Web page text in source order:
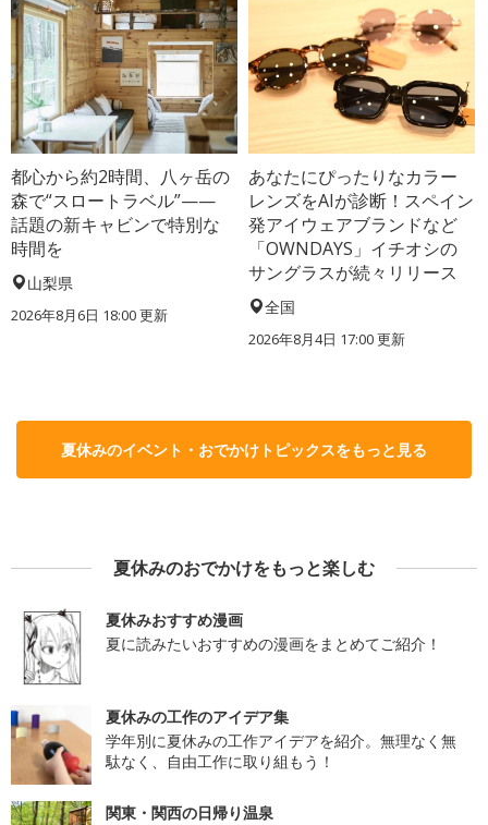
都心から約2時間、八ヶ岳の
森で“スロートラベル”——
話題の新キャビンで特別な
時間を
山梨県
2026年8月6日 18:00更新
あなたにぴったりなカラー
レンズをAIが診断！スペイン
発アイウェアブランドなど
「OWNDAYS」イチオシの
サングラスが続々リリース
全国
2026年8月4日 17:00更新
夏休みのイベント・おでかけトピックスをもっと見る
夏休みのおでかけをもっと楽しむ
夏休みおすすめ漫画
夏に読みたいおすすめの漫画をまとめてご紹介！
夏休みの工作のアイデア集
学年別に夏休みの工作アイデアを紹介。無理なく無
駄なく、自由工作に取り組もう！
関東・関西の日帰り温泉